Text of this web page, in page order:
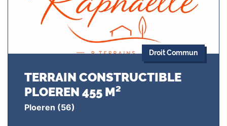
Droit Commun
TERRAIN CONSTRUCTIBLE
PLOEREN 455 M²
Ploeren (56)